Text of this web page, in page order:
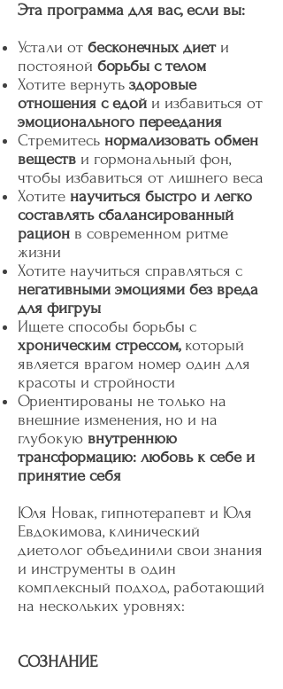
Эта программа для вас, если вы:
Устали от бесконечных диети
постояной борьбы с телом
Хотите вернуть здоровые
отношения с едой и избавиться от
эмоционального переедания
Стремитесь нормализовать обмен
веществ и гормональный фон,
чтобы избавиться от лишнего веса
Хотите научиться быстро и легко
составлять сбалансированный
рацион в современном ритме
жизни
Хотите научиться справляться с
негативными эмоциями без вреда
для фигруы
Ищете способы борьбы с
хроническим стрессом,который
является врагом номер один для
красоты и стройности
Ориентированы не только на
внешние изменения, но и на
глубокую внутреннюю
трансформацию: любовь к себе и
принятие себя
Юля Новак, гипнотерапевт и Юля
Евдокимова, клинический
диетолог объединили свои знания
и инструменты в один
комплексный подход, работающий
на нескольких уровнях:
СОЗНАНИЕ